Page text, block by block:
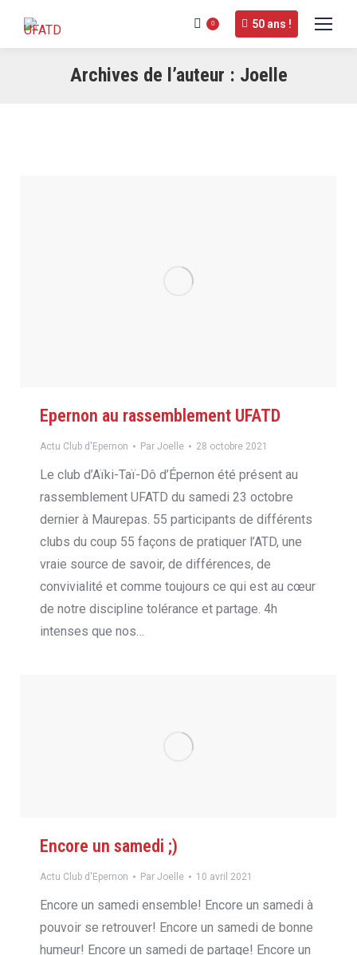
0 50 ans !
Archives de l’auteur : Joelle
Epernon au rassemblement UFATD
Actu Club d'Epernon Par Joelle 28 octobre 2021
Le club d’Aïki-Taï-Dô d’Épernon été présent au
rassemblement UFATD du samedi 23 octobre
dernier à Maurepas. 55 participants de différents
clubs du coup 55 façons de pratiquer l’ATD, une
vraie source de savoir, de différences, de
convivialité et comme toujours ce qui est au cœur
de notre discipline tolérance et partage. 4h
intenses que nos…
Encore un samedi ;)
Actu Club d'Epernon Par Joelle 10 avril 2021
Encore un samedi ensemble! Encore un samedi à
pouvoir se retrouver! Encore un samedi de bonne
humeur! Encore un samedi de partage! Encore un